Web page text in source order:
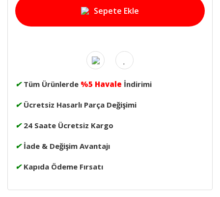
Sepete Ekle
✔ Tüm Ürünlerde %5 Havale İndirimi
✔ Ücretsiz Hasarlı Parça Değişimi
✔ 24 Saate Ücretsiz Kargo
✔ İade & Değişim Avantajı
✔ Kapıda Ödeme Fırsatı